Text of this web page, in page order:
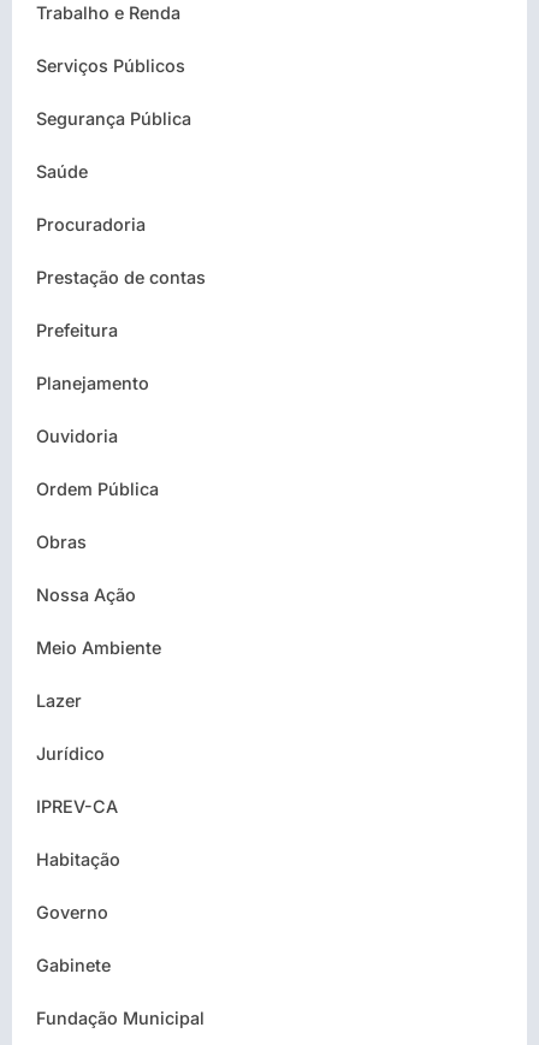
Trabalho e Renda
Serviços Públicos
Segurança Pública
Saúde
Procuradoria
Prestação de contas
Prefeitura
Planejamento
Ouvidoria
Ordem Pública
Obras
Nossa Ação
Meio Ambiente
Lazer
Jurídico
IPREV-CA
Habitação
Governo
Gabinete
Fundação Municipal